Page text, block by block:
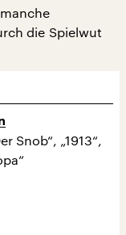
die Spielwut
Snob“, „1913“,